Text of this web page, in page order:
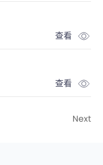
查看
查看
Next